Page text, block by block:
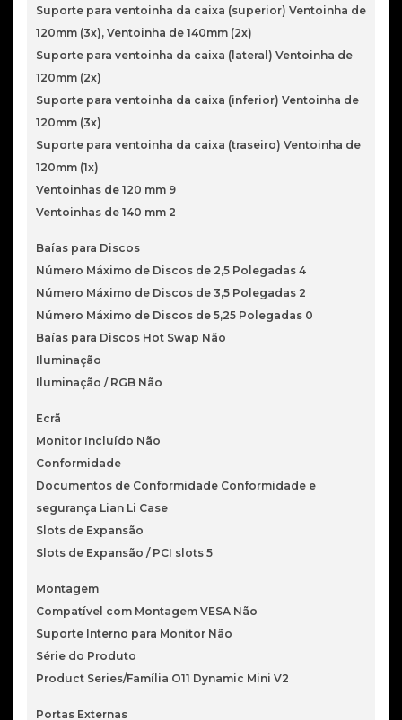
Suporte para ventoinha da caixa (superior) Ventoinha de
120mm (3x), Ventoinha de 140mm (2x)
Suporte para ventoinha da caixa (lateral) Ventoinha de
120mm (2x)
Suporte para ventoinha da caixa (inferior) Ventoinha de
120mm (3x)
Suporte para ventoinha da caixa (traseiro) Ventoinha de
120mm (1x)
Ventoinhas de 120 mm 9
Ventoinhas de 140 mm 2
Baías para Discos
Número Máximo de Discos de 2,5 Polegadas 4
Número Máximo de Discos de 3,5 Polegadas 2
Número Máximo de Discos de 5,25 Polegadas 0
Baías para Discos Hot Swap Não
Iluminação
Iluminação / RGB Não
Ecrã
Monitor Incluído Não
Conformidade
Documentos de Conformidade Conformidade e
segurança Lian Li Case
Slots de Expansão
Slots de Expansão / PCI slots 5
Montagem
Compatível com Montagem VESA Não
Suporte Interno para Monitor Não
Série do Produto
Product Series/Família O11 Dynamic Mini V2
Portas Externas